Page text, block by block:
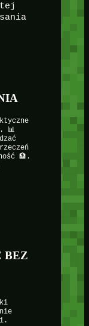
tej
📊
🏦.
BEZ